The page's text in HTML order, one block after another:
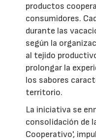
productos
consumidores.
durante las
según la
al tejido
prolongar la
los sabores
territorio.
La iniciativa se
consolidación de
Cooperativo',